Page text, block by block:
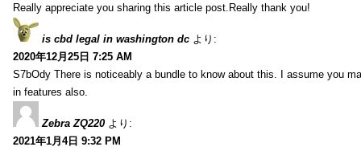
Really appreciate you sharing this article post.Really thank you!
is cbd legal in washington dc より:
2020年12月25日 7:25 AM
S7bOdy There is noticeably a bundle to know about this. I assume you
in features also.
Zebra ZQ220 より:
2021年1月4日 9:32 PM